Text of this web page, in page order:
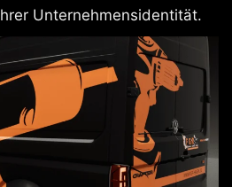
Unternehmensidentität.